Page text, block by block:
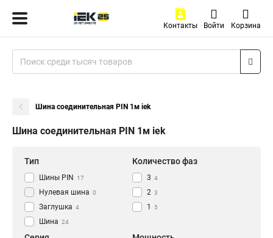
Контакты Войти Корзина
Шина соединительная PIN 1м iek
Шина соединительная PIN 1м iek
Тип
Шины PIN 17
Нулевая шина 0
Заглушка 4
Шина 24
Количество фаз
3 4
2 3
1 5